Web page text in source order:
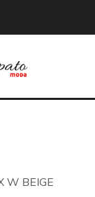
W BEIGE